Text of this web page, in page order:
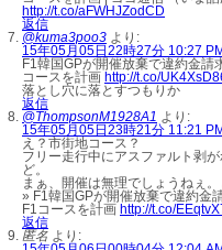
http://t.co/aFWHJZodCD
返信
@kuma3poo3 より:
15年05月05日22時27分 10:27
F1韓国GPが開催放棄で違約金
コースを計画 http://t.co/
落とし穴に落とすつもりか
返信
@ThompsonM1928A1 より:
15年05月05日23時21分 11:21
え？市街地コース？
フリー走行中にアスファルト剥
ど。
まぁ、開催は無理でしょうねぇ。
» F1韓国GPが開催放棄で違約
F1コースを計画 http://t.co/
返信
匿名 より: